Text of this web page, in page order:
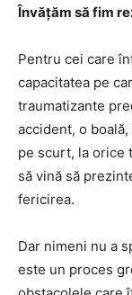
Învățăm să fim
Pentru cei care
capacitatea pe
traumatizante
accident, o
pe scurt, la orice
să vină să
fericirea.
Dar nimeni nu a
este un proces